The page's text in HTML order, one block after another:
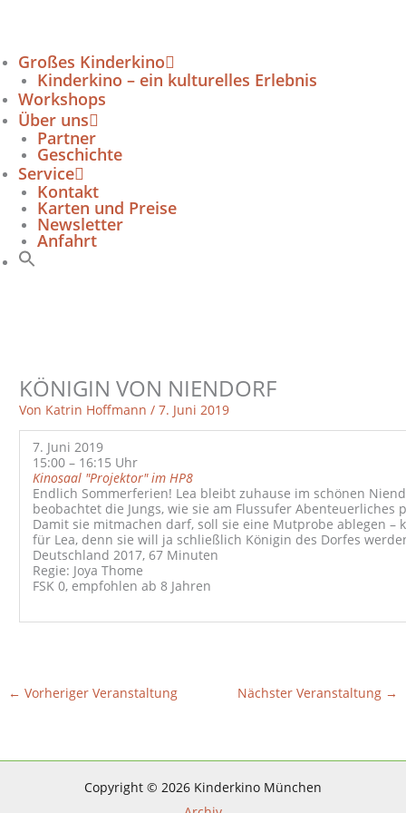
Großes Kinderkino
Kinderkino – ein kulturelles Erlebnis
Workshops
Über uns
Partner
Geschichte
Service
Kontakt
Karten und Preise
Newsletter
Anfahrt
KÖNIGIN VON NIENDORF
Von Katrin Hoffmann/7. Juni 2019
7. Juni 2019
15:00 – 16:15 Uhr
Kinosaal "Projektor" im HP8
Endlich Sommerferien! Lea bleibt zuhause im schönen
beobachtet die Jungs, wie sie am Flussufer Abenteuerliches
Damit sie mitmachen darf, soll sie eine Mutprobe ablegen –
für Lea, denn sie will ja schließlich Königin des Dorfes
Deutschland 2017, 67 Minuten
Regie: Joya Thome
FSK 0, empfohlen ab 8 Jahren
← Vorheriger Veranstaltung Nächster Veranstaltung →
Copyright © 2026 Kinderkino München